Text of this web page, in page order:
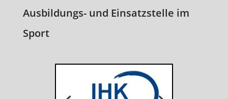
Ausbildungs- und Einsatzstelle im
Sport